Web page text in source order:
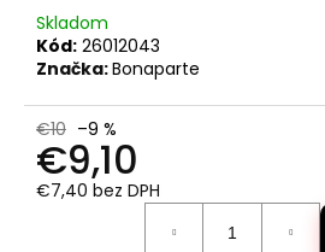
Skladom
Kód: 26012043
Značka:Bonaparte
€10 –9 %
€9,10
€7,40 bez DPH
a